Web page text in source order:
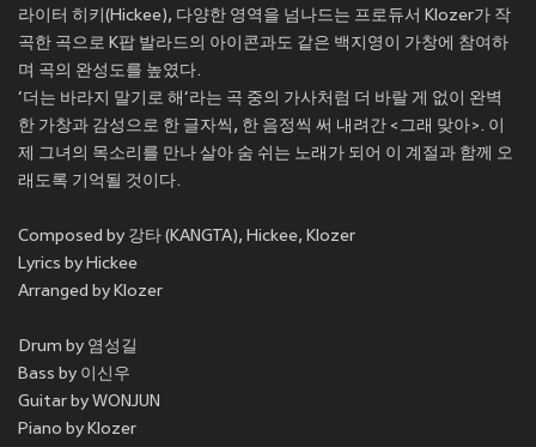
라이터 히키(Hickee), 다양한 영역을 넘나드는 프로듀서 Klozer가 작
곡한 곡으로 K팝 발라드의 아이콘과도 같은 백지영이 가창에 참여하
며 곡의 완성도를 높였다.
‘더는 바라지 말기로 해‘라는 곡 중의 가사처럼 더 바랄 게 없이 완벽
한 가창과 감성으로 한 글자씩, 한 음정씩 써 내려간 <그래 맞아>. 이
제 그녀의 목소리를 만나 살아 숨 쉬는 노래가 되어 이 계절과 함께 오
래도록 기억될 것이다.
Composed by 강타 (KANGTA), Hickee, Klozer
Lyrics by Hickee
Arranged by Klozer
Drum by 염성길
Bass by 이신우
Guitar by WONJUN
Piano by Klozer